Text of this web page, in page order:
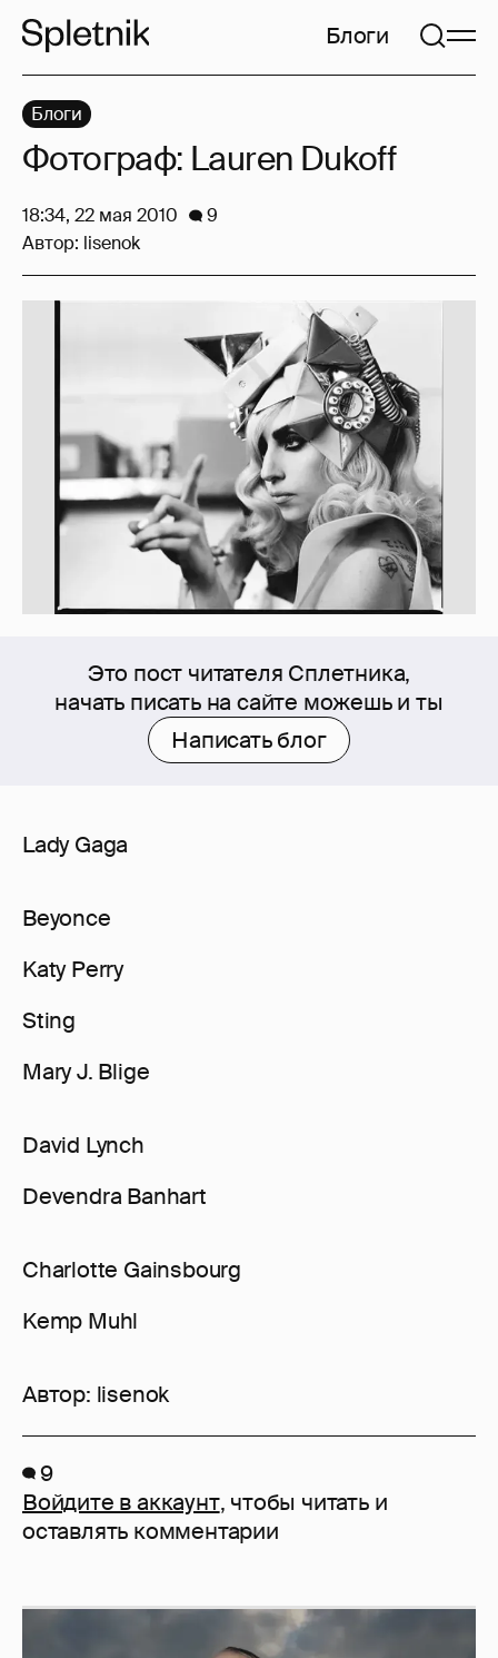
Блоги
Это пост читателя Сплетника,
начать писать на сайте можешь и ты
Написать блог
Lady Gaga
Beyonce
Katy Perry
Sting
Mary J. Blige
David Lynch
Devendra Banhart
Charlotte Gainsbourg
Kemp Muhl
Автор: lisenok
Блоги
Фотограф: Lauren Dukoff
18:34, 22 мая 2010
9
Автор: lisenok
9
Войдите в аккаунт, чтобы читать и
оставлять комментарии